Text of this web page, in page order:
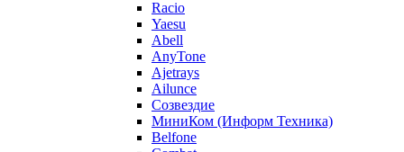
Racio
Yaesu
Abell
AnyTone
Ajetrays
Ailunce
Созвездие
МиниКом (Информ Техника)
Belfone